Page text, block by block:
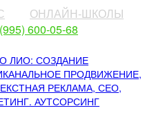
ОНЛАЙН-ШКОЛЫ
(995) 600-05-68